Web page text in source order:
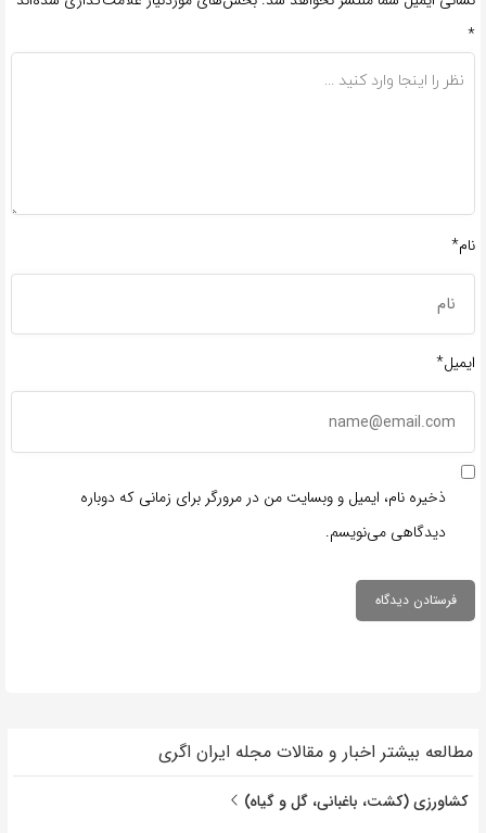
*
نام*
ایمیل*
ذخیره نام، ایمیل و وبسایت من در مرورگر برای زمانی که دوباره
دیدگاهی می‌نویسم.
مطالعه بیشتر اخبار و مقالات مجله ایران اگری
کشاورزی (کشت، باغبانی، گل و گیاه)